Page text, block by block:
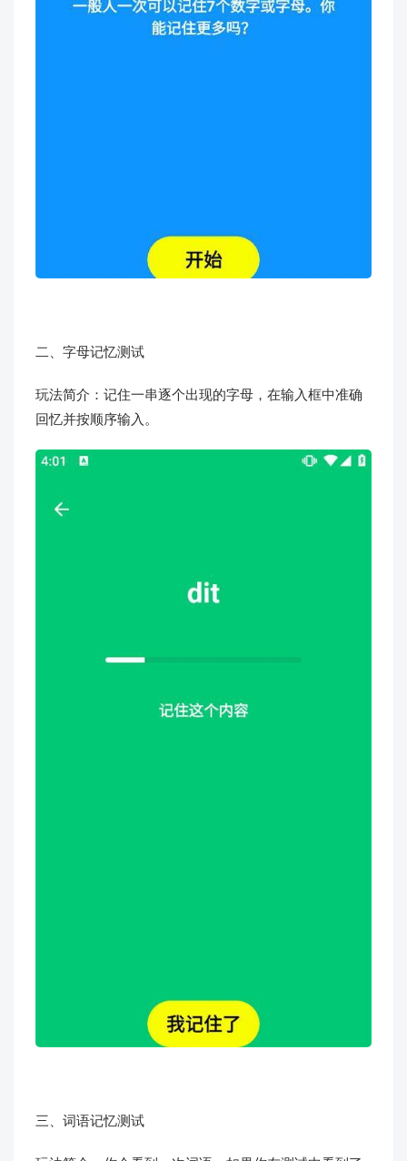
二、字母记忆测试
玩法简介：记住一串逐个出现的字母，在输入框中准确
回忆并按顺序输入。
三、词语记忆测试